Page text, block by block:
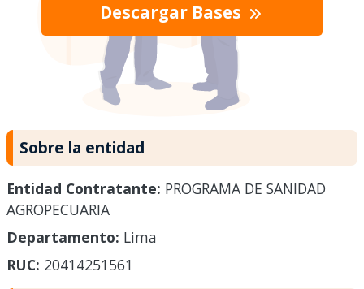
Descargar Bases
Sobre la entidad
Entidad Contratante: PROGRAMA DE SANIDAD
AGROPECUARIA
Departamento: Lima
RUC: 20414251561